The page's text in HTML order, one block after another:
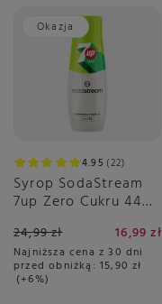
Okazja
4.95 22
Syrop SodaStream
7up Zero Cukru 440
24,99 zł 16,99 zł
Najniższa cena z 30 dni
przed obniżką: 15,90 zł
+6%